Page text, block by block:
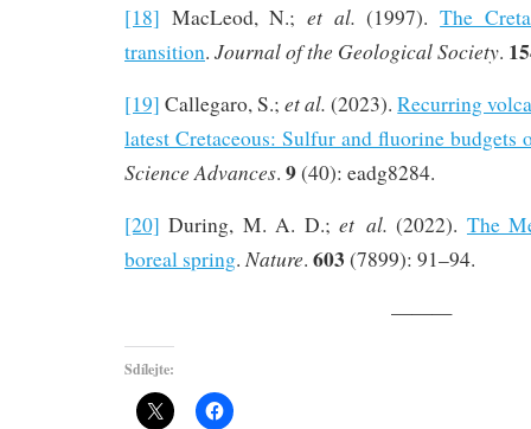
[18] MacLeod, N.;et al. (1997).The
transition. Journal of the Geological Society.
[19] Callegaro, S.;et al. (2023).Recurring
latest Cretaceous: Sulfur and fluorine budgets
Science Advances. 9(40): eadg8284.
[20] During, M. A. D.;et al. (2022). The
boreal spring. Nature. 603 (7899): 91–94.
———
Sdílejte: